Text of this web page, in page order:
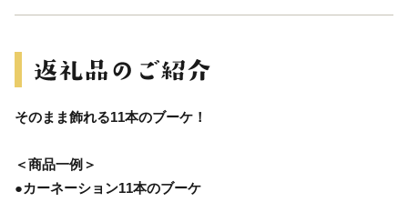
そのまま飾れる11本のブーケ！
＜商品一例＞
●カーネーション11本のブーケ